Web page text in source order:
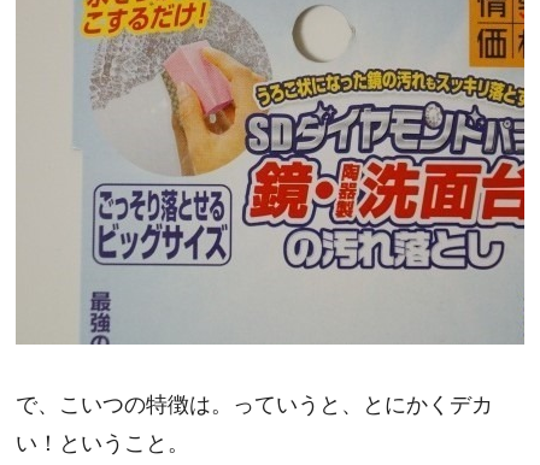
で、こいつの特徴は。っていうと、とにかくデカ
い！ということ。